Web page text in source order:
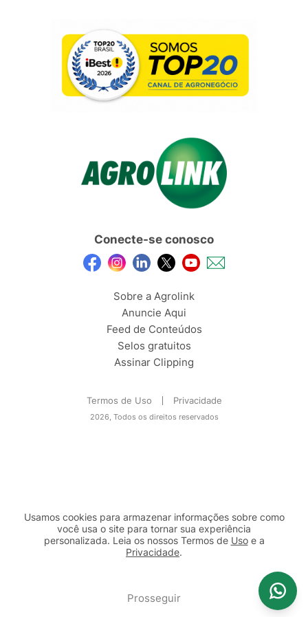
Conecte-se conosco
Sobre a Agrolink
Anuncie Aqui
Feed de Conteúdos
Selos gratuitos
Assinar Clipping
Termos de Uso Privacidade
2026, Todos os direitos reservados
Usamos cookies para armazenar informações sobre como
você usa o site para tornar sua experiência
personalizada. Leia os nossos Termos de Usoe a
Privacidade.
Prosseguir